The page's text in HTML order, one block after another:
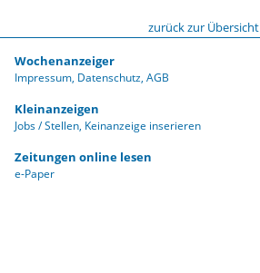
zurück zur Übersicht
Wochenanzeiger
Impressum Datenschutz AGB
Kleinanzeigen
Jobs / Stellen Keinanzeige inserieren
Zeitungen online lesen
e-Paper